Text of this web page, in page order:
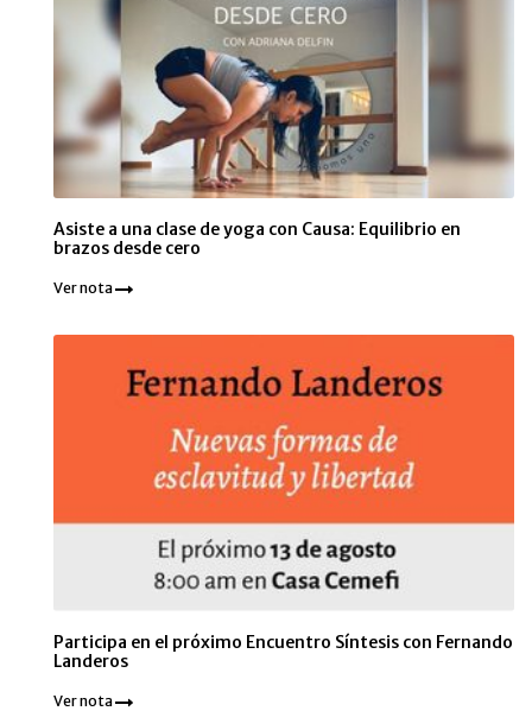
Asiste a una clase de yoga con Causa: Equilibrio en
brazos desde cero
Ver nota
Participa en el próximo Encuentro Síntesis con Fernando
Landeros
Ver nota